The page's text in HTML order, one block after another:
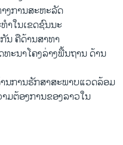
ງການສະຫະລັດ
າໃນເຂດຊົນນະ
ນ ຄືດ້ານສາທາ
ະນາໂຄງລ່າງພື້ນຖານ ດ້ານ
ນການຮັກສາສະພາບແວດລ້ອມ
ມຕ້ອງການຂອງລາວໃນ